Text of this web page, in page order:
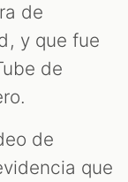
de
y que fue
de
de
que